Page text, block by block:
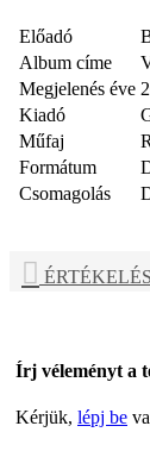
Előadó
Album címe
Megjelenés éve
Kiadó
Műfaj
Formátum
Csomagolás
Írj véleményt a
Kérjük, lépj be